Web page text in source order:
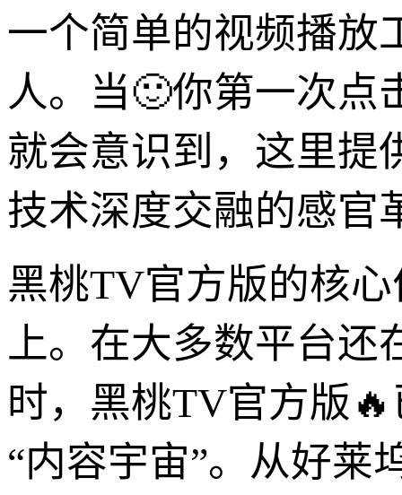
一个简单的视频播放
人。当🙂你第一次点
就会意识到，这里提
技术深度交融的感官
黑桃TV官方版的核
上。在大多数平台还
时，黑桃TV官方版
“内容宇宙”。从好莱